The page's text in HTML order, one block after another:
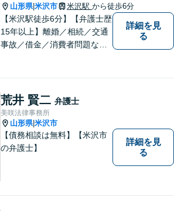
山形県|米沢市 米沢駅 から徒歩6分
【米沢駅徒歩6分】【弁護士歴
15年以上】離婚／相続／交通
事故／借金／消費者問題な
詳細を見
る
荒井 賢二 弁護士
美咲法律事務所
山形県|米沢市
【債務相談は無料】【米沢市
の弁護士】
詳細を見
る